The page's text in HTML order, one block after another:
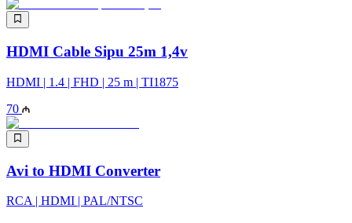
HDMI Cable Sipu 25m 1,4v
HDMI | 1.4 | FHD | 25 m | TI1875
70
Avi to HDMI Converter
RCA | HDMI | PAL/NTSC